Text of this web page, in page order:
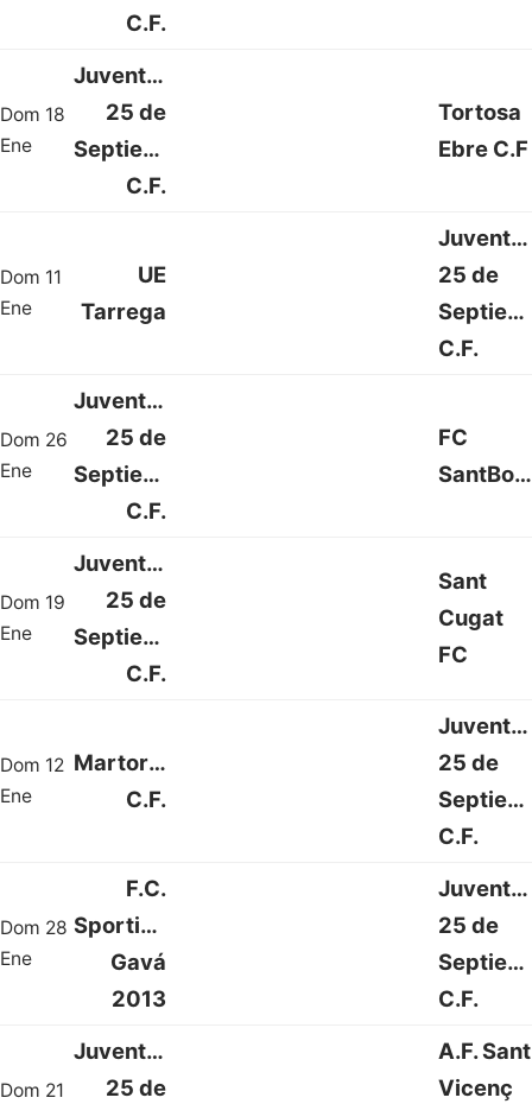
C.F.
Dom 18
Ene
Juventud
25 de
Septiembre
C.F.
Tortosa
Ebre C.F
Dom 11
Ene
UE
Tarrega
25 de
C.F.
Dom 26
Ene
Juventud
25 de
Septiembre
C.F.
FC
SantBoia
Dom 19
Ene
Juventud
25 de
Septiembre
C.F.
Sant
Cugat
FC
Dom 12
Ene
Martorell
C.F.
25 de
C.F.
Dom 28
Ene
F.C.
Sporting
Gavá
2013
25 de
C.F.
Dom 21
Juventud
25 de
A.F. Sant
Vicenç